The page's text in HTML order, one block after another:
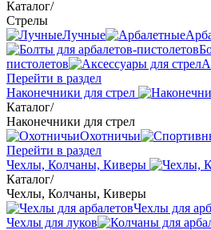
Каталог/
Стрелы
Лучные
пистолетов
Перейти в раздел
Наконечники для стрел
Каталог/
Наконечники для стрел
Охотничьи
Перейти в раздел
Чехлы, Колчаны, Киверы
Каталог/
Чехлы, Колчаны, Киверы
Чехлы для
Чехлы для луков